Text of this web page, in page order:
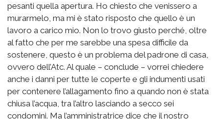
pesanti quella apertura. Ho chiesto che venissero a
murarmelo, ma mi è stato risposto che quello è un
lavoro a carico mio. Non lo trovo giusto perché, oltre
al fatto che per me sarebbe una spesa difficile da
sostenere, questo è un problema del padrone di casa,
ovvero dell’Atc. Al quale – conclude – vorrei chiedere
anche i danni per tutte le coperte e gli indumenti usati
per contenere l’allagamento fino a quando non è stata
chiusa l’acqua, tra l’altro lasciando a secco sei
condomini. Ma l’amministratrice dice che il nostro